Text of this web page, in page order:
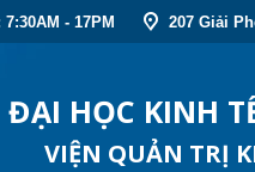
- 17PM 207 Giải
ĐẠI HỌC KINH
VIỆN QUẢN TRỊ
CHƯƠNG TRÌNH